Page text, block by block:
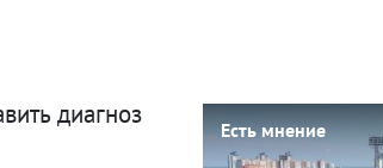
диагноз
Есть мнение